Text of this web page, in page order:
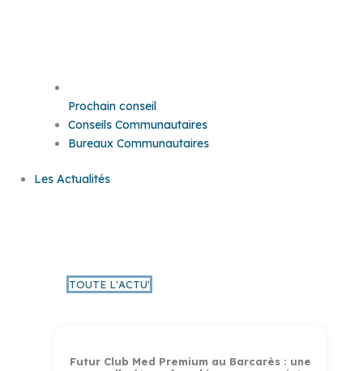
Prochain conseil
Conseils Communautaires
Bureaux Communautaires
Les Actualités
L'Actu PMM
TOUTE L'ACTU'
Futur Club Med Premium au Barcarès : une